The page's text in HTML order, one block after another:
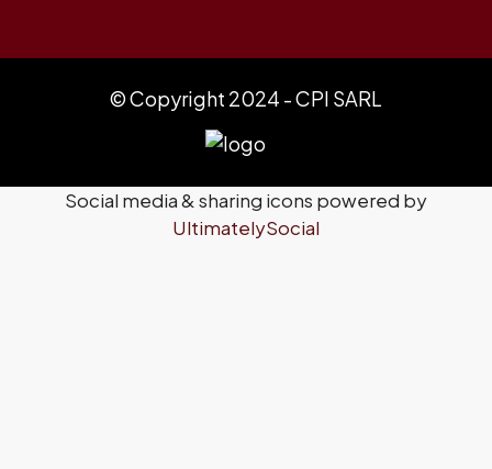
© Copyright 2024 - CPI SARL
Social media & sharing icons powered by
UltimatelySocial